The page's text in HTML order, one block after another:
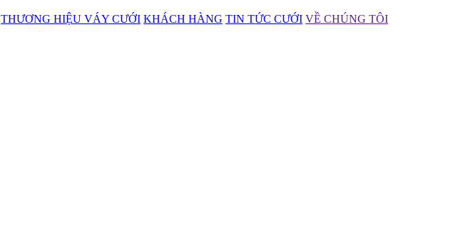
THƯƠNG HIỆU VÁY CƯỚI KHÁCH HÀNG TIN TỨC CƯỚI VỀ CHÚNG TÔI